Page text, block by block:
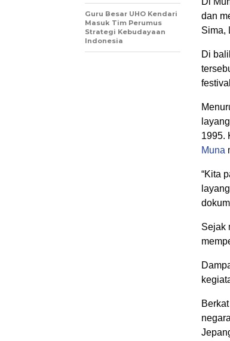
dan
Sima,
Di
1995.
Muna
“Kita
Sejak
Berkat
Guru Besar UHO Kendari
Masuk Tim Perumus
Strategi Kebudayaan
Indonesia